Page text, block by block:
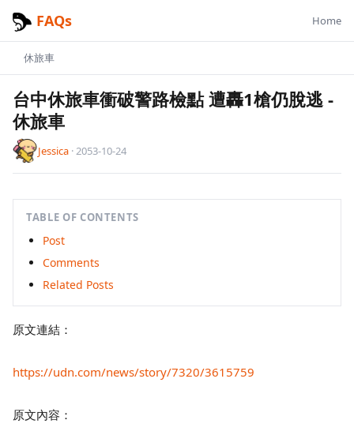
FAQs Home
休旅車
台中休旅車衝破警路檢點 遭轟1槍仍脫逃-
休旅車
Jessica ·2053-10-24
TABLE OF CONTENTS
Post
Comments
Related Posts
原文連結：
https://udn.com/news/story/7320/3615759
原文內容：